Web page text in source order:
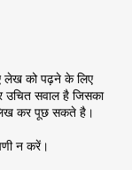
लेख को पढ़ने के लिए
उचित सवाल है जिसका
कर पूछ सकते है।
न करें।